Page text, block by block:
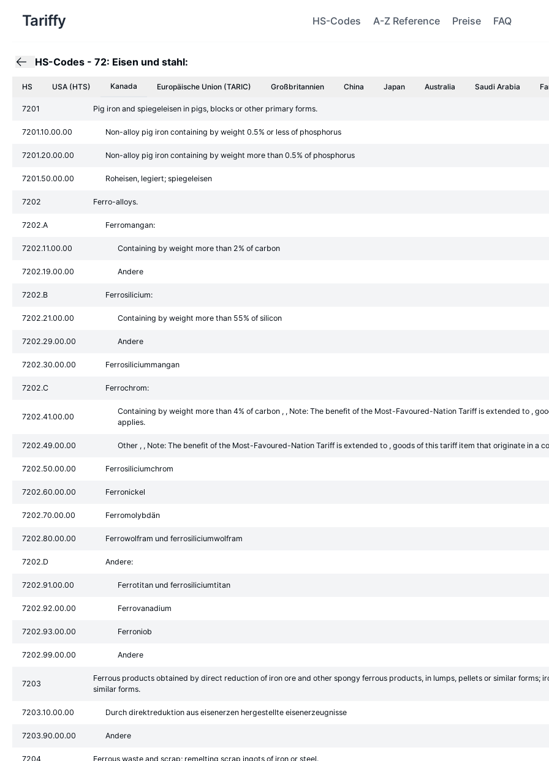
Tariffy HS-Codes A-Z Reference Preise FAQ
HS-Codes - 72: Eisen und stahl:
HS USA (HTS) Kanada Europäische Union (TARIC) Großbritannien China Japan Australia Saudi Arabia
7201 Pig iron and spiegeleisen in pigs, blocks or other primary forms.
7201.10.00.00 Non-alloy pig iron containing by weight 0.5% or less of phosphorus
7201.20.00.00 Non-alloy pig iron containing by weight more than 0.5% of phosphorus
7201.50.00.00 Roheisen, legiert; spiegeleisen
7202 Ferro-alloys.
7202.A Ferromangan:
7202.11.00.00 Containing by weight more than 2% of carbon
7202.19.00.00 Andere
7202.B Ferrosilicium:
7202.21.00.00 Containing by weight more than 55% of silicon
7202.29.00.00 Andere
7202.30.00.00 Ferrosiliciummangan
7202.C Ferrochrom:
7202.41.00.00
Containing by weight more than 4% of carbon , , Note: The benefit of the Most-Favoured-Nation Tariff is extended to ,
applies.
7202.49.00.00 Other , , Note: The benefit of the Most-Favoured-Nation Tariff is extended to , goods of this tariff item that originate in a
7202.50.00.00 Ferrosiliciumchrom
7202.60.00.00 Ferronickel
7202.70.00.00 Ferromolybdän
7202.80.00.00 Ferrowolfram und ferrosiliciumwolfram
7202.D Andere:
7202.91.00.00 Ferrotitan und ferrosiliciumtitan
7202.92.00.00 Ferrovanadium
7202.93.00.00 Ferroniob
7202.99.00.00 Andere
7203
Ferrous products obtained by direct reduction of iron ore and other spongy ferrous products, in lumps, pellets or similar forms;
similar forms.
7203.10.00.00 Durch direktreduktion aus eisenerzen hergestellte eisenerzeugnisse
7203.90.00.00 Andere
7204 Ferrous waste and scrap; remelting scrap ingots of iron or steel.